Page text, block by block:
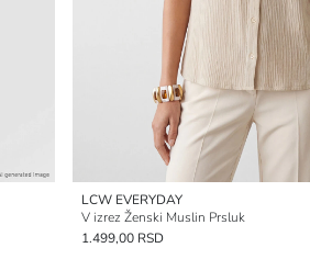
LCW EVERYDAY
V izrez Ženski Muslin Prsluk
1.499,00 RSD